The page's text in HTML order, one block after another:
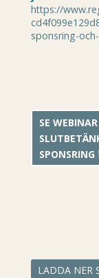
https://
sponsring-
SE
SPONSRING
LADDA NER